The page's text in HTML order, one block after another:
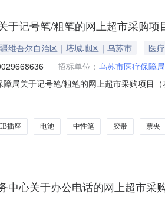
于记号笔/粗笔的网上超市采购项
维吾尔自治区｜塔城地区｜乌苏市
医
招标单位： 乌苏市医疗保障局
障局关于记号笔/粗笔的网上超市采购项目
目所在行政区划名称:新疆维吾尔自治区
插座 电池 中性笔 胶带 票夹
中心关于办公电话的网上超市采